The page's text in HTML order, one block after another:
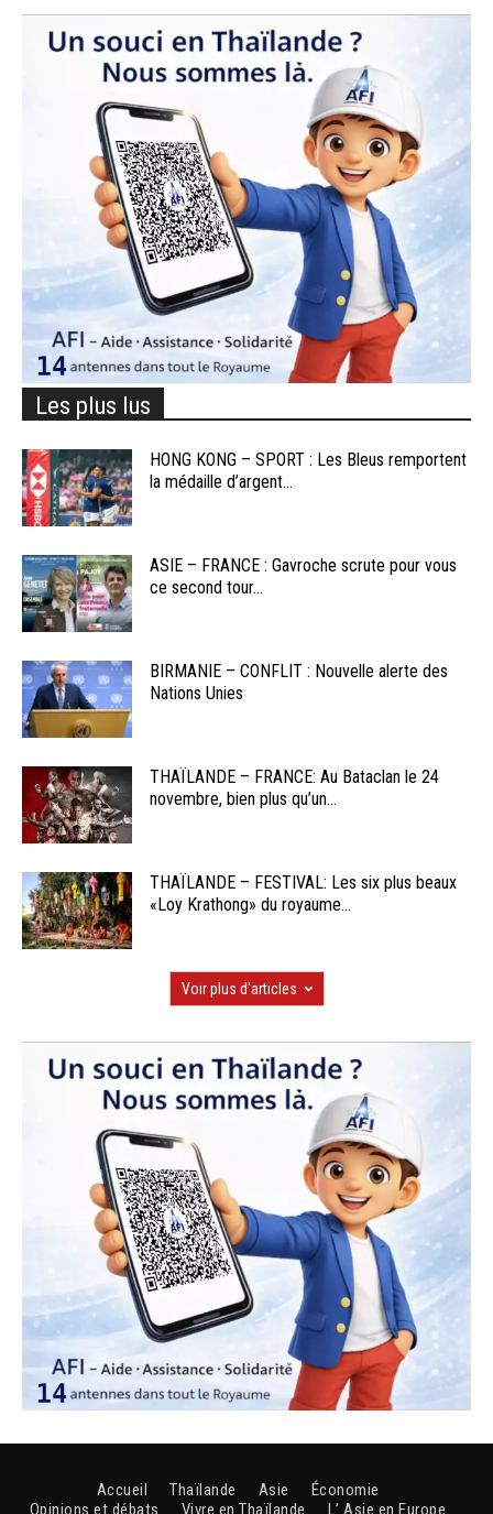
Les plus lus
HONG KONG – SPORT : Les Bleus remportent
la médaille d’argent...
ASIE – FRANCE : Gavroche scrute pour vous
ce second tour...
BIRMANIE – CONFLIT : Nouvelle alerte des
Nations Unies
THAÏLANDE – FRANCE: Au Bataclan le 24
novembre, bien plus qu’un...
THAÏLANDE – FESTIVAL: Les six plus beaux
«Loy Krathong» du royaume...
Voir plus d'articles
Accueil Thaïlande Asie
Économie
Opinions et débats
Vivre en Thaïlande L’ Asie en Europe